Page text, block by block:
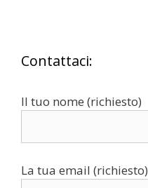
Contattaci:
Il tuo nome (richiesto)
La tua email (richiesto)